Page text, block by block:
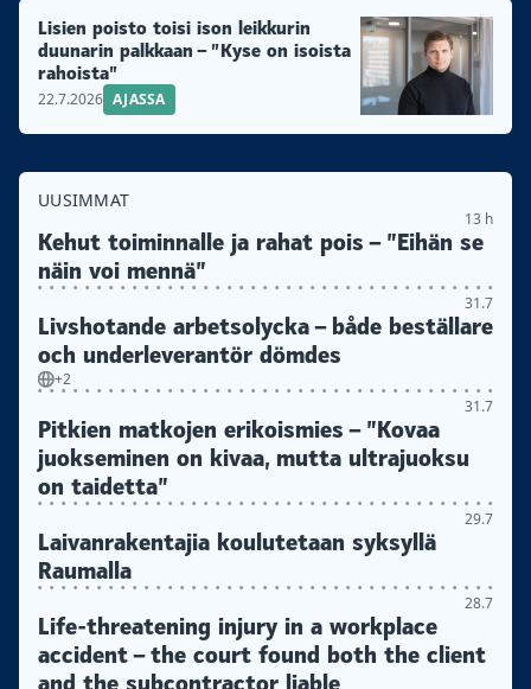
Lisien poisto toisi ison leikkurin
duunarin palkkaan – ”Kyse on isoista
rahoista”
22.7.2026 AJASSA
UUSIMMAT
13 h
Kehut toiminnalle ja rahat pois – ”Eihän se
näin voi mennä”
31.7
Livshotande arbetsolycka – både beställare
och underleverantör dömdes
+2
31.7
Pitkien matkojen erikoismies – ”Kovaa
juokseminen on kivaa, mutta ultrajuoksu
on taidetta”
29.7
Laivanrakentajia koulutetaan syksyllä
Raumalla
28.7
Life-threatening injury in a workplace
accident – the court found both the client